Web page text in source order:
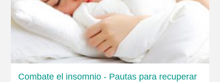
Combate el insomnio - Pautas para recuperar